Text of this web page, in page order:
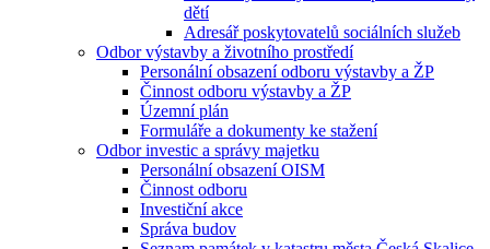
dětí
Adresář poskytovatelů sociálních služeb
Odbor výstavby a životního prostředí
Personální obsazení odboru výstavby a ŽP
Činnost odboru výstavby a ŽP
Územní plán
Formuláře a dokumenty ke stažení
Odbor investic a správy majetku
Personální obsazení OISM
Činnost odboru
Investiční akce
Správa budov